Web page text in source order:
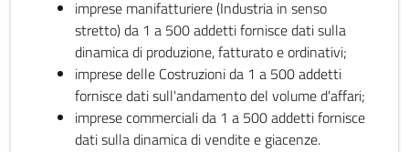
imprese manifatturiere (Industria in senso
stretto) da 1 a 500 addetti fornisce dati sulla
dinamica di produzione, fatturato e ordinativi;
imprese delle Costruzioni da 1 a 500 addetti
fornisce dati sull'andamento del volume d'affari;
imprese commerciali da 1 a 500 addetti fornisce
dati sulla dinamica di vendite e giacenze.